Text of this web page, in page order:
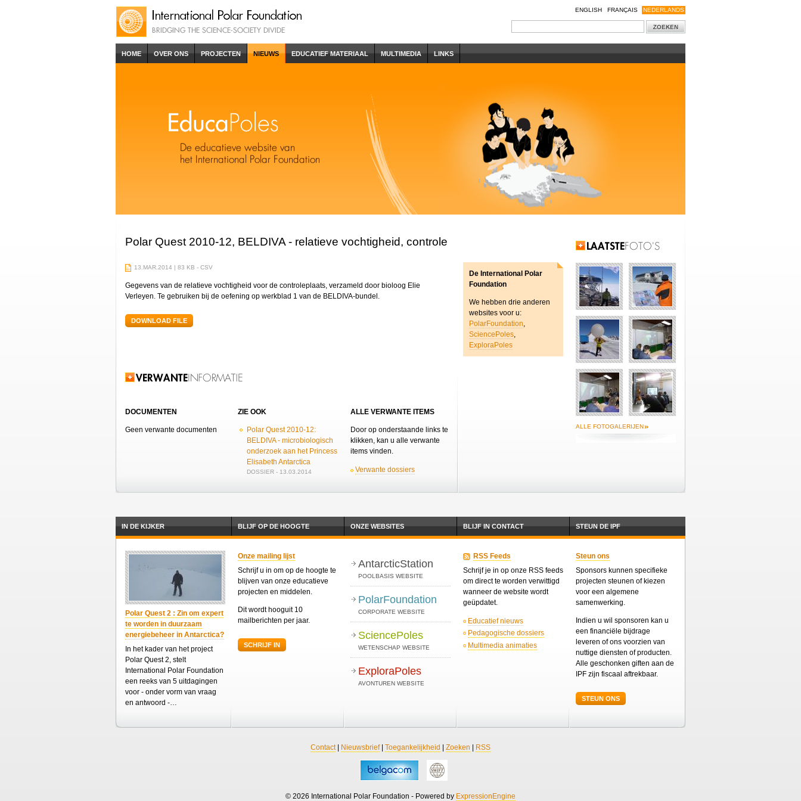
ENGLISH FRANÇAIS NEDERLANDS
HOME OVER ONS PROJECTEN NIEUWS EDUCATIEF MATERIAAL MULTIMEDIA LINKS
Polar Quest 2010-12, BELDIVA - relatieve vochtigheid, controle
13.MAR.2014 | 83 KB - CSV
Gegevens van de relatieve vochtigheid voor de controleplaats, verzameld door bioloog Elie
Verleyen. Te gebruiken bij de oefening op werkblad 1 van de BELDIVA-bundel.
DOWNLOAD FILE
Verwante informatie
DOCUMENTEN
Geen verwante documenten
ZIE OOK
Polar Quest 2010-12:
BELDIVA - microbiologisch
onderzoek aan het Princess
Elisabeth Antarctica
DOSSIER - 13.03.2014
ALLE VERWANTE ITEMS
Door op onderstaande links te
klikken, kan u alle verwante
items vinden.
Verwante dossiers
De International Polar
Foundation
We hebben drie anderen
websites voor u:
PolarFoundation,
SciencePoles,
ExploraPoles
Laatste Foto's
ALLE FOTOGALERIJEN
IN DE KIJKER
Polar Quest 2 : Zin om expert
te worden in duurzaam
energiebeheer in Antarctica?
In het kader van het project
Polar Quest 2, stelt
International Polar Foundation
een reeks van 5 uitdagingen
voor - onder vorm van vraag
en antwoord -…
BLIJF OP DE HOOGTE
Onze mailing lijst
Schrijf u in om op de hoogte te
blijven van onze educatieve
projecten en middelen.
Dit wordt hooguit 10
mailberichten per jaar.
SCHRIJF IN
ONZE WEBSITES
AntarcticStation
POOLBASIS WEBSITE
PolarFoundation
CORPORATE WEBSITE
SciencePoles
WETENSCHAP WEBSITE
ExploraPoles
AVONTUREN WEBSITE
BLIJF IN CONTACT
RSS Feeds
Schrijf je in op onze RSS feeds
om direct te worden verwittigd
wanneer de website wordt
geüpdatet.
Educatief nieuws
Pedagogische dossiers
Multimedia animaties
STEUN DE IPF
Steun ons
Sponsors kunnen specifieke
projecten steunen of kiezen
voor een algemene
samenwerking.
Indien u wil sponsoren kan u
een financiële bijdrage
leveren of ons voorzien van
nuttige diensten of producten.
Alle geschonken giften aan de
IPF zijn fiscaal aftrekbaar.
STEUN ONS
Contact| Nieuwsbrief| Toegankelijkheid | Zoeken | RSS
© 2026 International Polar Foundation - Powered by ExpressionEngine